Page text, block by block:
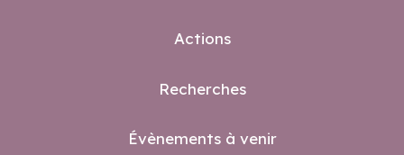
Actions
Recherches
Évènements à venir